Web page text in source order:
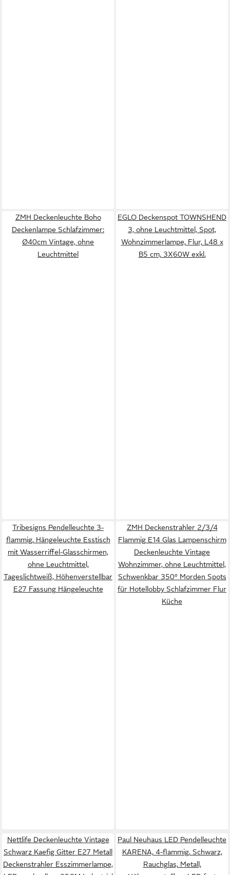
ZMH Deckenleuchte Boho
Deckenlampe Schlafzimmer:
Ø40cm Vintage, ohne
Leuchtmittel
EGLO Deckenspot TOWNSHEND
3, ohne Leuchtmittel, Spot,
Wohnzimmerlampe, Flur, L48 x
B5 cm, 3X60W exkl.
Tribesigns Pendelleuchte 3-
flammig, Hängeleuchte Esstisch
mit Wasserriffel-Glasschirmen,
ohne Leuchtmittel,
Tageslichtweiß, Höhenverstellbar
E27 Fassung Hängeleuchte
ZMH Deckenstrahler 2/3/4
Flammig E14 Glas Lampenschirm
Deckenleuchte Vintage
Wohnzimmer, ohne Leuchtmittel,
Schwenkbar 350° Morden Spots
für Hotellobby Schlafzimmer Flur
Küche
Nettlife Deckenleuchte Vintage
Schwarz Kaefig Gitter E27 Metall
Deckenstrahler Esszimmerlampe,
Paul Neuhaus LED Pendelleuchte
KARENA, 4-flammig, Schwarz,
Rauchglas, Metall,